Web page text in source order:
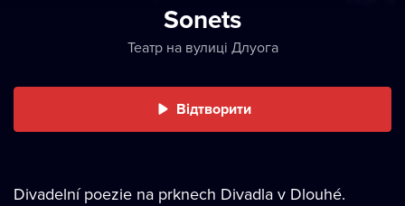
Sonets
Театр на вулиці Длуога
Відтворити
Divadelní poezie na prknech Divadla v Dlouhé.